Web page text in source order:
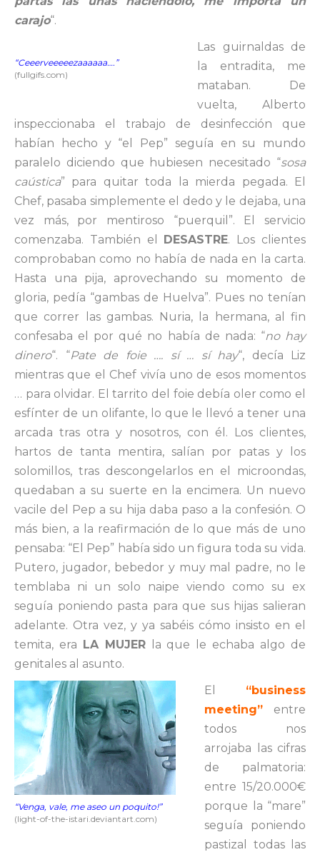
carajo“.
“Ceeerveeeeezaaaaaa….”
(fullgifs.com)
Las guirnaldas de
la entradita, me
mataban. De
vuelta, Alberto
inspeccionaba el trabajo de desinfección que
habían hecho y “el Pep” seguía en su mundo
paralelo diciendo que hubiesen necesitado “sosa
caústica” para quitar toda la mierda pegada. El
Chef, pasaba simplemente el dedo y le dejaba, una
vez más, por mentiroso “puerquil”. El servicio
comenzaba. También el DESASTRE. Los clientes
comprobaban como no había de nada en la carta.
Hasta una pija, aprovechando su momento de
gloria, pedía “gambas de Huelva”. Pues no tenían
que correr las gambas. Nuria, la hermana, al fin
confesaba el por qué no había de nada: “no hay
dinero“. “Pate de foie …. sí … sí hay“, decía Liz
mientras que el Chef vivía uno de esos momentos
… para olvidar. El tarrito del foie debía oler como el
esfínter de un olifante, lo que le llevó a tener una
arcada tras otra y nosotros, con él. Los clientes,
hartos de tanta mentira, salían por patas y los
solomillos, tras descongelarlos en el microondas,
quedaban a su suerte en la encimera. Un nuevo
vacile del Pep a su hija daba paso a la confesión. O
más bien, a la reafirmación de lo que más de uno
pensaba: “El Pep” había sido un figura toda su vida.
Putero, jugador, bebedor y muy mal padre, no le
temblaba ni un solo naipe viendo como su ex
seguía poniendo pasta para que sus hijas salieran
adelante. Otra vez, y ya sabéis cómo insisto en el
temita, era LA MUJERla que le echaba algo de
genitales al asunto.
“Venga, vale, me aseo un poquito!”
(light-of-the-istari.deviantart.com)
El “business
meeting”
entre
todos nos
arrojaba las cifras
de palmatoria:
entre 15/20.000€
porque la “mare”
seguía poniendo
pastizal todas las